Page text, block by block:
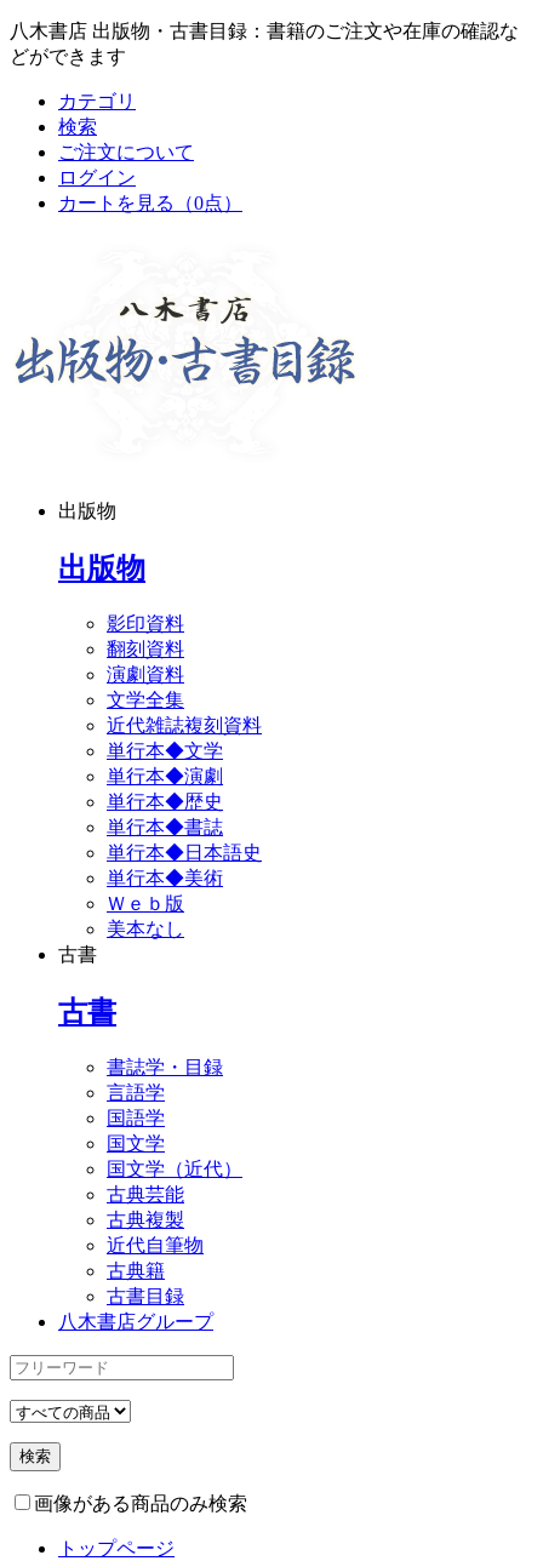
八木書店 出版物・古書目録：書籍のご注文や在庫の確認な
どができます
カテゴリ
検索
ご注文について
ログイン
カートを見る
（0点）
出版物
出版物
影印資料
翻刻資料
演劇資料
文学全集
近代雑誌複刻資料
単行本◆文学
単行本◆演劇
単行本◆歴史
単行本◆書誌
単行本◆日本語史
単行本◆美術
Ｗｅｂ版
美本なし
古書
古書
書誌学・目録
言語学
国語学
国文学
国文学（近代）
古典芸能
古典複製
近代自筆物
古典籍
古書目録
八木書店グループ
画像がある商品のみ検索
トップページ